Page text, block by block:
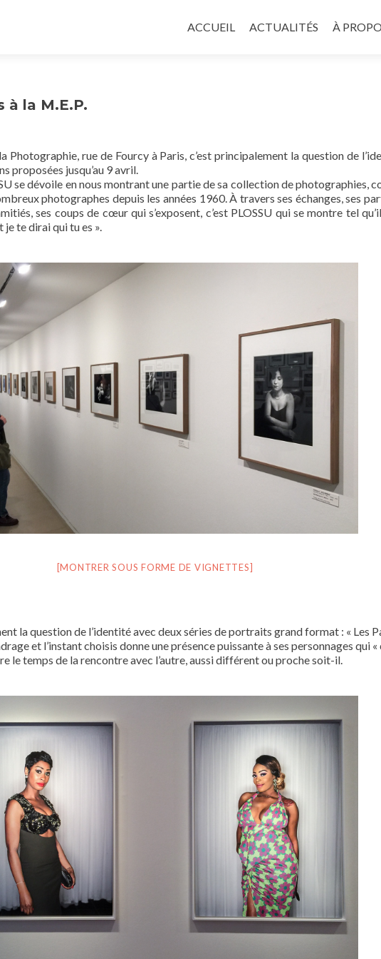
au
ACCUEIL ACTUALITÉS À
à la M.E.P.
Photographie, rue de Fourcy à Paris, c’est principalement la question de
proposées jusqu’au 9 avril.
se dévoile en nous montrant une partie de sa collection de photographies,
photographes depuis les années 1960. À travers ses échanges, ses
ses coups de cœur qui s’exposent, c’est PLOSSU qui se montre tel
te dirai qui tu es ».
[MONTRER SOUS FORME DE VIGNETTES]
la question de l’identité avec deux séries de portraits grand format : « Les
et l’instant choisis donne une présence puissante à ses personnages qui
le temps de la rencontre avec l’autre, aussi différent ou proche soit-il.